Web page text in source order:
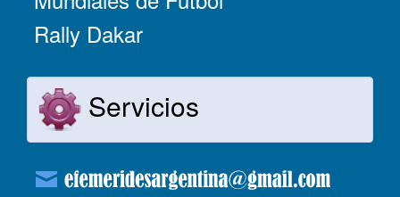
Rally Dakar
Servicios